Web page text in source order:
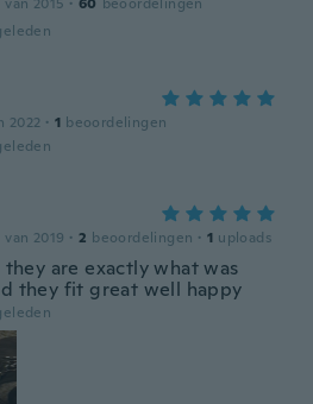
2022 · 1 beoordelingen
2019 · 2 beoordelingen · 1 uploads
are exactly what was
they fit great well happy